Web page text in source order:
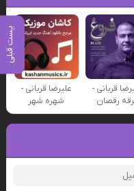
پست قبلی
قربانی -
رقصان
علیرضا قربانی -
شهره شهر